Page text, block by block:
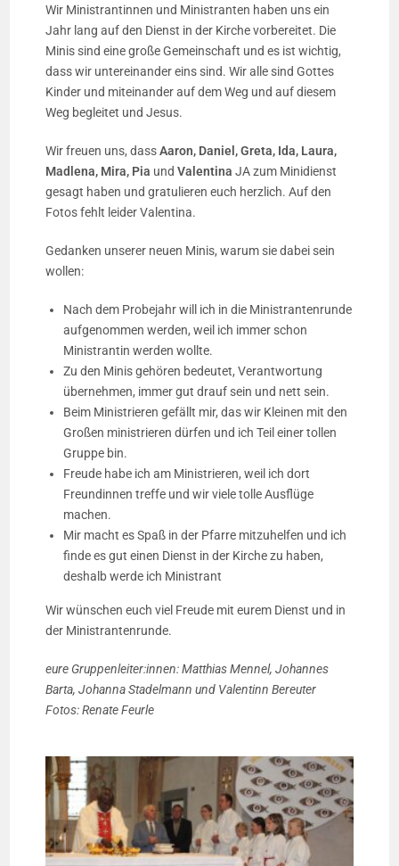
Wir Ministrantinnen und Ministranten haben uns ein
Jahr lang auf den Dienst in der Kirche vorbereitet. Die
Minis sind eine große Gemeinschaft und es ist wichtig,
dass wir untereinander eins sind. Wir alle sind Gottes
Kinder und miteinander auf dem Weg und auf diesem
Weg begleitet und Jesus.
Wir freuen uns, dassAaron, Daniel, Greta, Ida, Laura,
Madlena, Mira, Pia undValentina JA zum Minidienst
gesagt haben und gratulieren euch herzlich. Auf den
Fotos fehlt leider Valentina.
Gedanken unserer neuen Minis, warum sie dabei sein
wollen:
Nach dem Probejahr will ich in die Ministrantenrunde
aufgenommen werden, weil ich immer schon
Ministrantin werden wollte.
Zu den Minis gehören bedeutet, Verantwortung
übernehmen, immer gut drauf sein und nett sein.
Beim Ministrieren gefällt mir, das wir Kleinen mit den
Großen ministrieren dürfen und ich Teil einer tollen
Gruppe bin.
Freude habe ich am Ministrieren, weil ich dort
Freundinnen treffe und wir viele tolle Ausflüge
machen.
Mir macht es Spaß in der Pfarre mitzuhelfen und ich
finde es gut einen Dienst in der Kirche zu haben,
deshalb werde ich Ministrant
Wir wünschen euch viel Freude mit eurem Dienst und in
der Ministrantenrunde.
eure Gruppenleiter:innen: Matthias Mennel, Johannes
Barta, Johanna Stadelmann und Valentinn Bereuter
Fotos: Renate Feurle